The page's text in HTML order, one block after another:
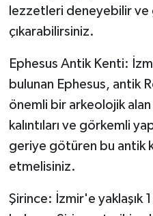
lezzetleri deneyebilir ve
çıkarabilirsiniz.
Ephesus Antik Kenti:
bulunan Ephesus, antik
önemli bir arkeolojik
kalıntıları ve görkemli
geriye götüren bu antik
etmelisiniz.
Şirince: İzmir'e yaklaşık